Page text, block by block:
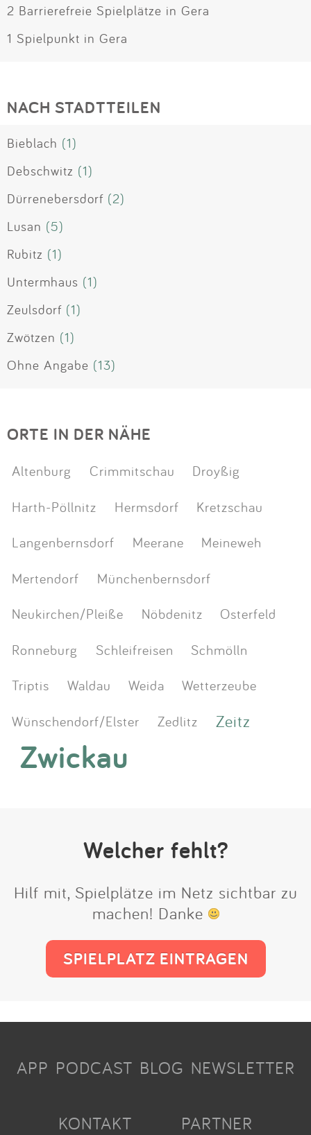
2 Barrierefreie Spielplätze in Gera
1 Spielpunkt in Gera
NACH STADTTEILEN
Bieblach (1)
Debschwitz (1)
Dürrenebersdorf (2)
Lusan (5)
Rubitz (1)
Untermhaus (1)
Zeulsdorf (1)
Zwötzen (1)
Ohne Angabe (13)
ORTE IN DER NÄHE
Altenburg Crimmitschau
Droyßig
Harth-Pöllnitz
Hermsdorf
Kretzschau
Langenbernsdorf
Meerane
Meineweh
Mertendorf
Münchenbernsdorf
Neukirchen/Pleiße
Nöbdenitz
Osterfeld
Ronneburg
Schleifreisen
Schmölln
Triptis
Waldau Weida
Wetterzeube
Wünschendorf/Elster
Zedlitz Zeitz
Zwickau
Welcher fehlt?
Hilf mit, Spielplätze im Netz sichtbar zu
machen! Danke
SPIELPLATZ EINTRAGEN
APP PODCAST BLOG NEWSLETTER
KONTAKT PARTNER